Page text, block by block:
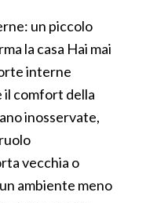
un piccolo
la casa Hai mai
interne
il comfort della
inosservate,
vecchia o
ambiente meno